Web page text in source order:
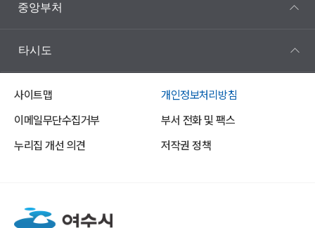
중앙부처
타시도
사이트맵
개인정보처리방침
이메일무단수집거부
부서 전화 및 팩스
누리집 개선 의견
저작권 정책